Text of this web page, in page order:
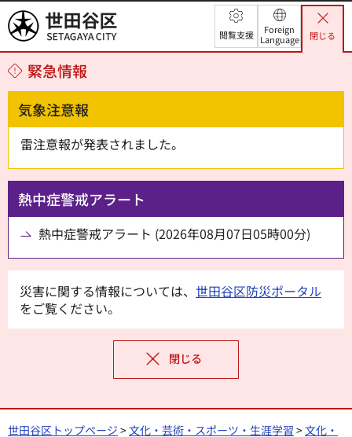
世田谷区 閲覧支援
Foreign
Language
閉じる
緊急情報
気象注意報
雷注意報が発表されました。
熱中症警戒アラート
熱中症警戒アラート (2026年08月07日05時00分)
災害に関する情報については、 世田谷区防災ポータル
をご覧ください。
閉じる
世田谷区トップページ >文化・芸術・スポーツ・生涯学習 >文化・